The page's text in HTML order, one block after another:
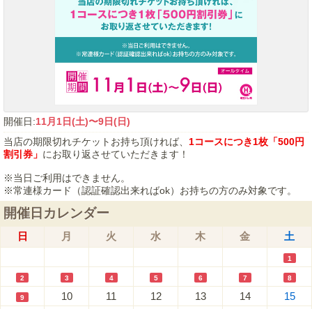
開催日:11月1日(土)〜9日(日)
当店の期限切れチケットお持ち頂ければ、 1コースにつき1枚「500円
割引券」 にお取り返させていただきます！
※当日ご利用はできません。
※常連様カード（認証確認出来ればok）お持ちの方のみ対象です。
開催日カレンダー
日 月 火 水 木 金 土
1
2 3 4 5 6 7 8
9 10 11 12 13 14
15